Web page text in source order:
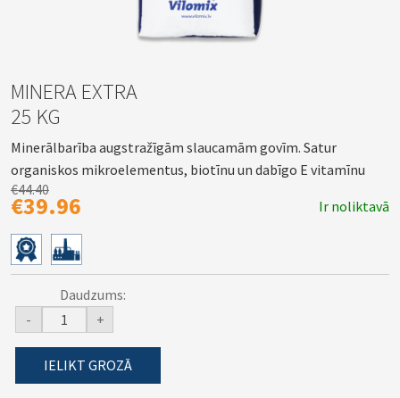
MINERA EXTRA
25 KG
Minerālbarība augstražīgām slaucamām govīm. Satur
organiskos mikroelementus, biotīnu un dabīgo E vitamīnu
€44.40
€39.96 Ir noliktavā
Daudzums:
-
+
IELIKT GROZĀ